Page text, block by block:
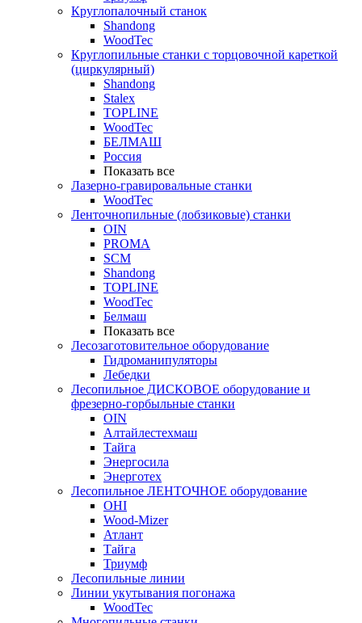
Круглопалочный станок
Shandong
WoodTec
Круглопильные станки с торцовочной кареткой
(циркулярный)
Shandong
Stalex
TOPLINE
WoodTec
БЕЛМАШ
Россия
Показать все
Лазерно-гравировальные станки
WoodTec
Ленточнопильные (лобзиковые) станки
OIN
PROMA
SCM
Shandong
TOPLINE
WoodTec
Белмаш
Показать все
Лесозаготовительное оборудование
Гидроманипуляторы
Лебедки
Лесопильное ДИСКОВОЕ оборудование и
фрезерно-горбыльные станки
OIN
Алтайлестехмаш
Тайга
Энергосила
Энерготех
Лесопильное ЛЕНТОЧНОЕ оборудование
OHI
Wood-Mizer
Атлант
Тайга
Триумф
Лесопильные линии
Линии укутывания погонажа
WoodTec